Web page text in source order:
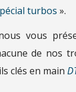
turbos ».
vous
de nos
clés en main